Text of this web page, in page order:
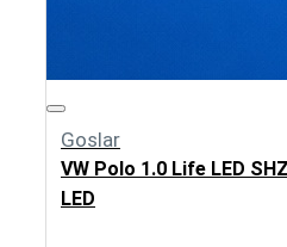
Goslar
VW Polo 1.0 Life LED
LED